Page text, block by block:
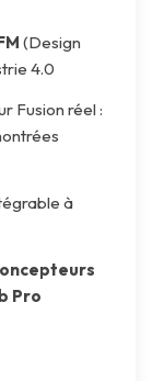
(Design
4.0
Fusion réel :
à
Pro